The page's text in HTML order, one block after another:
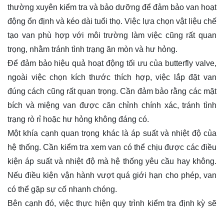
thường xuyên kiểm tra và bảo dưỡng để đảm bảo van hoạt
động ổn định và kéo dài tuổi thọ. Việc lựa chọn vật liệu chế
tạo van phù hợp với môi trường làm việc cũng rất quan
trọng, nhằm tránh tình trạng ăn mòn và hư hỏng.
Để đảm bảo hiệu quả hoạt động tối ưu của butterfly valve,
ngoài việc chọn kích thước thích hợp, việc lắp đặt van
đúng cách cũng rất quan trọng. Cần đảm bảo rằng các mặt
bích và miệng van được căn chỉnh chính xác, tránh tình
trạng rò rỉ hoặc hư hỏng không đáng có.
Một khía cạnh quan trọng khác là áp suất và nhiệt độ của
hệ thống. Cần kiểm tra xem van có thể chịu được các điều
kiện áp suất và nhiệt độ mà hệ thống yêu cầu hay không.
Nếu điều kiện vận hành vượt quá giới hạn cho phép, van
có thể gặp sự cố nhanh chóng.
Bên cạnh đó, việc thực hiện quy trình kiểm tra định kỳ sẽ